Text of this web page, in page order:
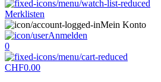
Merklisten
Mein Konto
Anmelden
0
CHF0.00